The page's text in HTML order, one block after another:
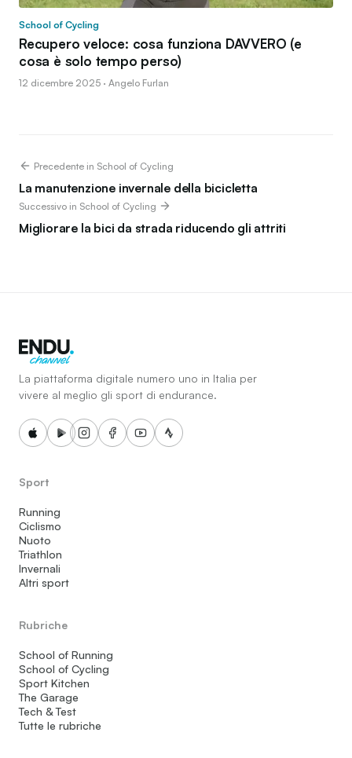
School of Cycling
Recupero veloce: cosa funziona DAVVERO (e
cosa è solo tempo perso)
12 dicembre 2025 · Angelo Furlan
Precedente in School of Cycling
La manutenzione invernale della bicicletta
Successivo in School of Cycling
Migliorare la bici da strada riducendo gli attriti
La piattaforma digitale numero uno in Italia per
vivere al meglio gli sport di endurance.
Sport
Running
Ciclismo
Nuoto
Triathlon
Invernali
Altri sport
Rubriche
School of Running
School of Cycling
Sport Kitchen
The Garage
Tech & Test
Tutte le rubriche